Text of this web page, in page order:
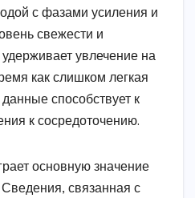
с фазами усиления и
свежести и
увлечение на
как слишком легкая
способствует к
к сосредоточению.
основную значение
связанная с